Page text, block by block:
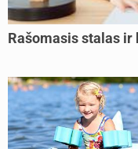
Rašomasis stalas